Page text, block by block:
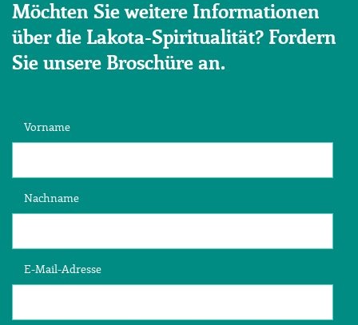
Möchten Sie weitere Informationen
über die Lakota-Spiritualität? Fordern
Sie unsere Broschüre an.
Vorname
Nachname
E-Mail-Adresse